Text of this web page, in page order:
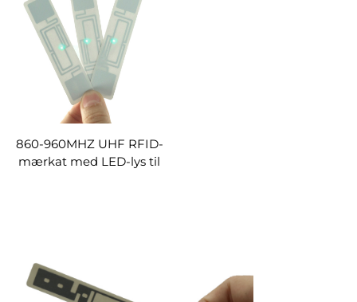
860-960MHZ UHF RFID-
mærkat med LED-lys til